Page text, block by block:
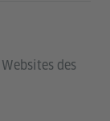
des